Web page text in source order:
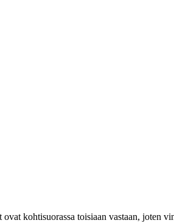
kohtisuorassa toisiaan vastaan, joten